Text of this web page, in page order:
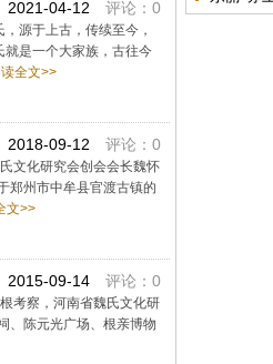
2021-04-12 评论：0
源于上古，传续至今，
就是一个大家族，古往今
全文>>
2018-09-12 评论：0
文化研究会创会会长魏怀
郑州市中牟县官渡古镇的
文>>
2015-09-14评论：0
考察，河南省魏氏文化研
陈元光广场、根亲博物